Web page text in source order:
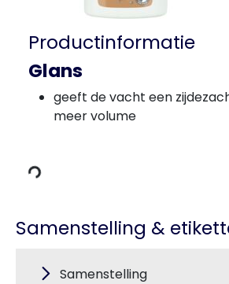
Productinformatie
Glans
geeft de vacht een
meer volume
Samenstelling &
Samenstelling